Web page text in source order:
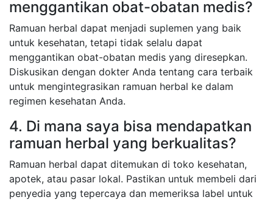
menggantikan obat-obatan medis?
Ramuan herbal dapat menjadi suplemen yang baik
untuk kesehatan, tetapi tidak selalu dapat
menggantikan obat-obatan medis yang diresepkan.
Diskusikan dengan dokter Anda tentang cara terbaik
untuk mengintegrasikan ramuan herbal ke dalam
regimen kesehatan Anda.
4. Di mana saya bisa mendapatkan
ramuan herbal yang berkualitas?
Ramuan herbal dapat ditemukan di toko kesehatan,
apotek, atau pasar lokal. Pastikan untuk membeli dari
penyedia yang tepercaya dan memeriksa label untuk